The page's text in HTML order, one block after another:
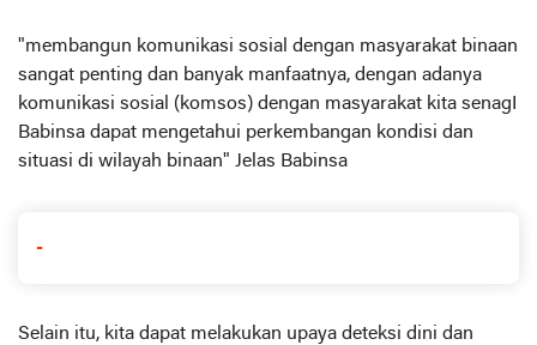
"membangun komunikasi sosial dengan masyarakat binaan
sangat penting dan banyak manfaatnya, dengan adanya
komunikasi sosial (komsos) dengan masyarakat kita senagI
Babinsa dapat mengetahui perkembangan kondisi dan
situasi di wilayah binaan" Jelas Babinsa
-
Selain itu, kita dapat melakukan upaya deteksi dini dan